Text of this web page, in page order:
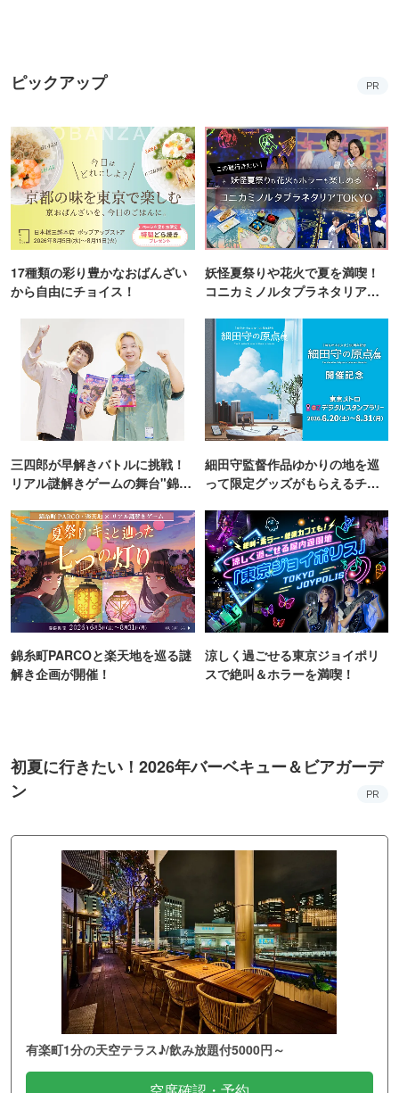
ピックアップ PR
17種類の彩り豊かなおばんざい
から自由にチョイス！
妖怪夏祭りや花火で夏を満喫！
コニカミノルタプラネタリア
三四郎が早解きバトルに挑戦！
リアル謎解きゲームの舞台"錦糸
細田守監督作品ゆかりの地を巡
って限定グッズがもらえるチャ
錦糸町PARCOと楽天地を巡る謎
解き企画が開催！
涼しく過ごせる東京ジョイポリ
スで絶叫＆ホラーを満喫！
初夏に行きたい！2026年バーベキュー＆ビアガーデ
ン
PR
有楽町1分の天空テラス♪/飲み放題付5000円～